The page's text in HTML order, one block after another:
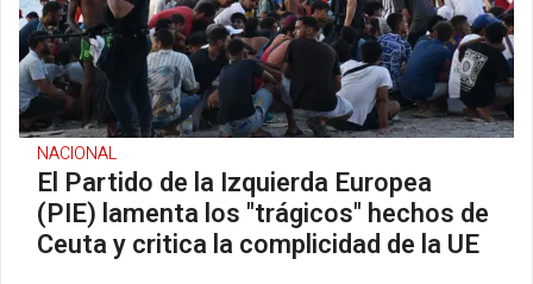
NACIONAL
El Partido de la Izquierda Europea
(PIE) lamenta los "trágicos" hechos de
Ceuta y critica la complicidad de la UE